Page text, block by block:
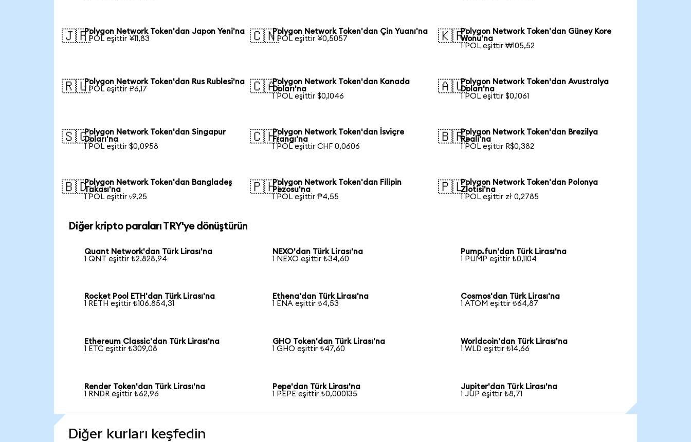
🇯🇵Polygon Network Token'dan Japon Yeni'na
1 POL eşittir ¥11,83
🇨🇳Polygon Network Token'dan Çin Yuanı'na
1 POL eşittir ¥0,5057
🇰🇷Polygon Network Token'dan Güney Kore
Wonu'na
1 POL eşittir ₩105,52
🇷🇺Polygon Network Token'dan Rus Rublesi'na
1 POL eşittir ₽6,17
🇨🇦Polygon Network Token'dan Kanada
Doları'na
1 POL eşittir $0,1046
🇦🇺Polygon Network Token'dan Avustralya
Doları'na
1 POL eşittir $0,1061
🇸🇬Polygon Network Token'dan Singapur
Doları'na
1 POL eşittir $0,0958
🇨🇭Polygon Network Token'dan İsviçre
Frangı'na
1 POL eşittir CHF 0,0606
🇧🇷Polygon Network Token'dan Brezilya
Reali'na
1 POL eşittir R$0,382
🇧🇩Polygon Network Token'dan Bangladeş
Takası'na
1 POL eşittir ৳9,25
🇵🇭Polygon Network Token'dan Filipin
Pezosu'na
1 POL eşittir ₱4,55
🇵🇱Polygon Network Token'dan Polonya
Zlotisi'na
1 POL eşittir zł 0,2785
Diğer kripto paraları TRY'ye dönüştürün
Quant Network'dan Türk Lirası'na
1 QNT eşittir ₺2.828,94
NEXO'dan Türk Lirası'na
1 NEXO eşittir ₺34,60
Pump.fun'dan Türk Lirası'na
1 PUMP eşittir ₺0,1104
Rocket Pool ETH'dan Türk Lirası'na
1 RETH eşittir ₺106.854,31
Ethena'dan Türk Lirası'na
1 ENA eşittir ₺4,53
Cosmos'dan Türk Lirası'na
1 ATOM eşittir ₺64,87
Ethereum Classic'dan Türk Lirası'na
1 ETC eşittir ₺309,08
GHO Token'dan Türk Lirası'na
1 GHO eşittir ₺47,60
Worldcoin'dan Türk Lirası'na
1 WLD eşittir ₺14,66
Render Token'dan Türk Lirası'na
1 RNDR eşittir ₺62,96
Pepe'dan Türk Lirası'na
1 PEPE eşittir ₺0,000135
Jupiter'dan Türk Lirası'na
1 JUP eşittir ₺8,71
Diğer kurları keşfedin